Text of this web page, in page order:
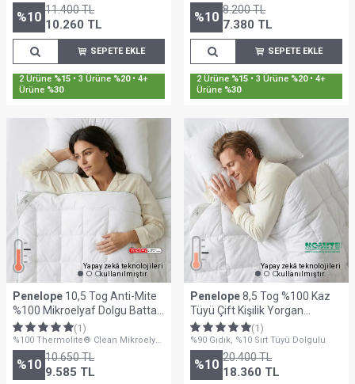
%10 11.400TL
10.260 TL
SEPETE EKLE
Sepette %30'a Varan İndirim
Elyaf Dolgu - 300 Gr/m2
%10 8.200TL
7.380 TL
SEPETE EKLE
Sepette %30'a Varan İndirim
Yapay zekâ teknolojileri
kullanılmıştır.
Penelope 10,5 Tog Anti-Mite
%100 Mikroelyaf Dolgu Battal
Boy Yorgan - Thermoclean
Serisi
(1)
%100 Thermolite® Clean Mikroelyaf
Dolgulu
%10 10.650TL
9.585 TL
Yapay zekâ teknolojileri
kullanılmıştır.
Penelope8,5 Tog %100 Kaz
Tüyü Çift Kişilik Yorgan
195x215 cm - Gold Serisi
(1)
%90 Gıdık, %10 Sırt Tüyü Dolgulu
%10 20.400TL
18.360 TL